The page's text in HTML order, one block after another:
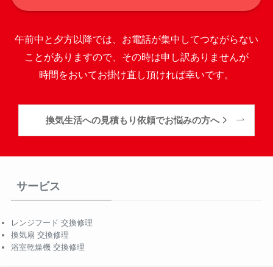
午前中と夕方以降では、お電話が集中してつながらない
ことがありますので、その時は申し訳ありませんが
時間をおいてお掛け直し頂ければ幸いです。
換気生活への見積もり依頼でお悩みの方へ
サービス
レンジフード 交換修理
換気扇 交換修理
浴室乾燥機 交換修理